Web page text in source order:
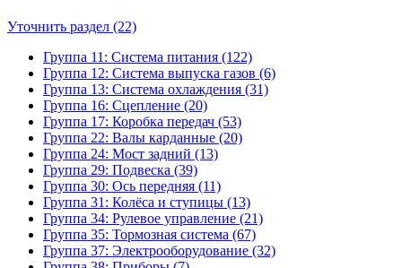
Уточнить раздел (22)
Группа 11: Система питания (122)
Группа 12: Система выпуска газов (6)
Группа 13: Система охлаждения (31)
Группа 16: Сцепление (20)
Группа 17: Коробка передач (53)
Группа 22: Валы карданные (20)
Группа 24: Мост задний (13)
Группа 29: Подвеска (39)
Группа 30: Ось передняя (11)
Группа 31: Колёса и ступицы (13)
Группа 34: Рулевое управление (21)
Группа 35: Тормозная система (67)
Группа 37: Электрооборудование (32)